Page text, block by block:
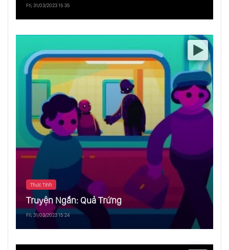
Fri, 31/03/2023 15:35
Thức Tỉnh
Truyện Ngắn: Quả Trứng
Fri, 31/03/2023 15:24